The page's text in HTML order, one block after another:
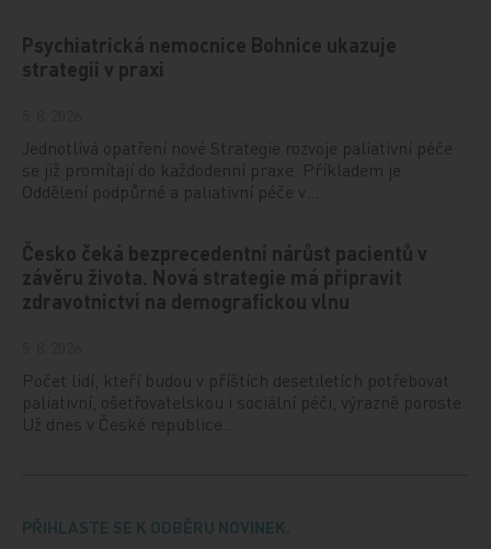
Psychiatrická nemocnice Bohnice ukazuje
strategii v praxi
Jednotlivá opatření nové Strategie rozvoje paliativní péče
se již promítají do každodenní praxe. Příkladem je
Oddělení podpůrné a paliativní péče v…
Česko čeká bezprecedentní nárůst pacientů v
závěru života. Nová strategie má připravit
zdravotnictví na demografickou vlnu
Počet lidí, kteří budou v příštích desetiletích potřebovat
paliativní, ošetřovatelskou i sociální péči, výrazně poroste.
Už dnes v České republice…
PŘIHLASTE SE K ODBĚRU NOVINEK.